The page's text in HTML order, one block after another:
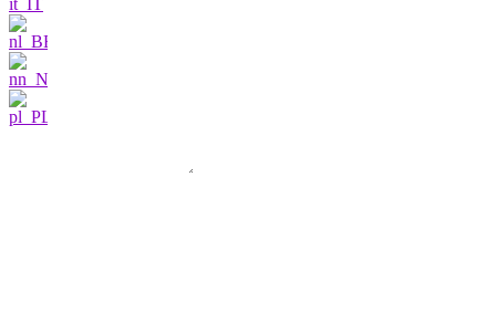
zainteresowany